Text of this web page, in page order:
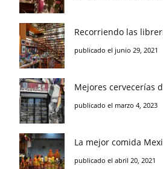
Recorriendo las
publicado el junio 29, 2021
Mejores cervecerías
publicado el marzo 4, 2023
La mejor comida
publicado el abril 20, 2021